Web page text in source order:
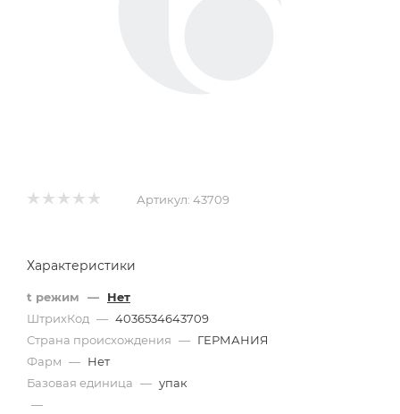
Артикул: 43709
Характеристики
t режим —
Нет
ШтрихКод — 4036534643709
Страна происхождения — ГЕРМАНИЯ
Фарм — Нет
Базовая единица — упак
—